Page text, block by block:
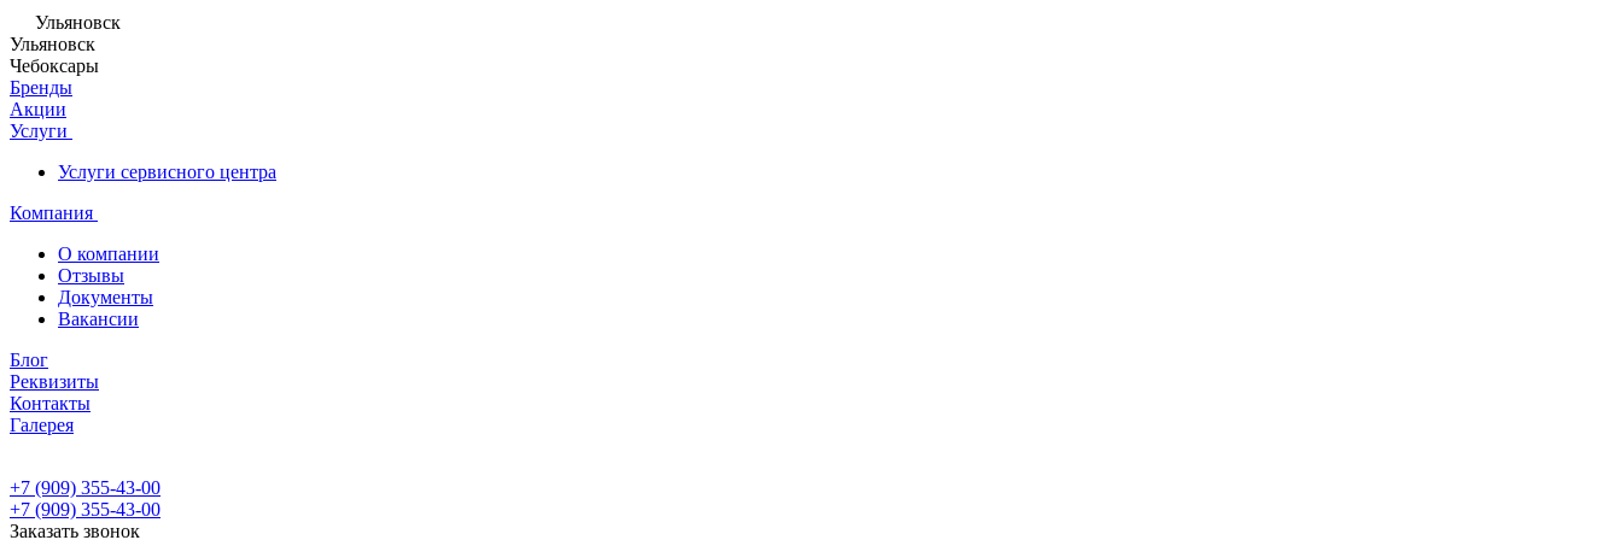
Ульяновск
Ульяновск
Чебоксары
Бренды
Акции
Услуги
Услуги сервисного центра
Компания
О компании
Отзывы
Документы
Вакансии
Блог
Реквизиты
Контакты
Галерея
+7 (909) 355-43-00
+7 (909) 355-43-00
Заказать звонок